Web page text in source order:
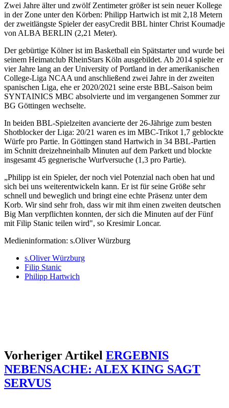
Zwei Jahre älter und zwölf Zentimeter größer ist sein neuer Kollege
in der Zone unter den Körben: Philipp Hartwich ist mit 2,18 Metern
der zweitlängste Spieler der easyCredit BBL hinter Christ Koumadje
von ALBA BERLIN (2,21 Meter).
Der gebürtige Kölner ist im Basketball ein Spätstarter und wurde bei
seinem Heimatclub RheinStars Köln ausgebildet. Ab 2014 spielte er
vier Jahre lang an der University of Portland in der amerikanischen
College-Liga NCAA und anschließend zwei Jahre in der zweiten
spanischen Liga, ehe er 2020/2021 seine erste BBL-Saison beim
SYNTAINICS MBC absolvierte und im vergangenen Sommer zur
BG Göttingen wechselte.
In beiden BBL-Spielzeiten avancierte der 26-Jährige zum besten
Shotblocker der Liga: 20/21 waren es im MBC-Trikot 1,7 geblockte
Würfe pro Partie. In Göttingen stand Hartwich in 34 BBL-Partien
im Schnitt dreizehneinhalb Minuten auf dem Parkett und blockte
insgesamt 45 gegnerische Wurfversuche (1,3 pro Partie).
„Philipp ist ein Spieler, der noch viel Potenzial nach oben hat und
sich bei uns weiterentwickeln kann. Er ist für seine Größe sehr
schnell und beweglich und bringt eine echte Präsenz unter dem
Korb. Wir sind sehr froh, dass wir mit ihm einen zweiten deutschen
Big Man verpflichten konnten, der sich die Minuten auf der Fünf
mit Filip Stanic teilen wird", so Kresimir Loncar.
Medieninformation: s.Oliver Würzburg
s.Oliver Würzburg
Filip Stanic
Philipp Hartwich
Vorheriger Artikel ERGEBNIS
NEBENSACHE: ALEX KING SAGT
SERVUS